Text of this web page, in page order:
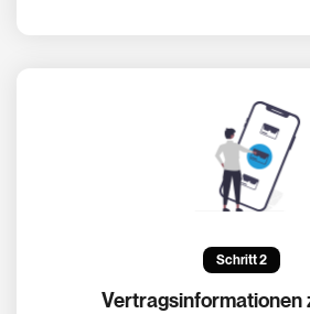
Schritt 2
Vertragsinformationen